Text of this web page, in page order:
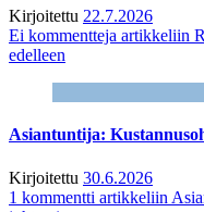
Kirjoitettu 22.7.2026
Ei kommentteja artikkeliin
edelleen
Asiantuntija:
Kirjoitettu 30.6.2026
1 kommentti artikkeliin